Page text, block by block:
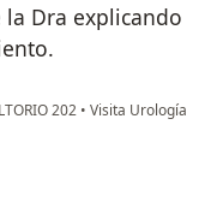
Dra explicando
202 • Visita Urología